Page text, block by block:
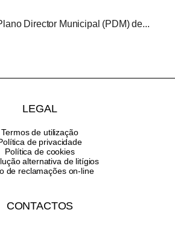
Director Municipal (PDM) de...
LEGAL
Termos de utilização
de privacidade
Política de cookies
alternativa de litígios
de reclamações on-line
CONTACTOS